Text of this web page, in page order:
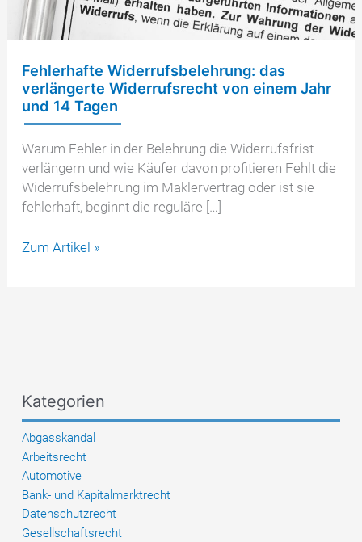
Fehlerhafte Widerrufsbelehrung: das
verlängerte Widerrufsrecht von einem Jahr
und 14 Tagen
Warum Fehler in der Belehrung die Widerrufsfrist
verlängern und wie Käufer davon profitieren Fehlt die
Widerrufsbelehrung im Maklervertrag oder ist sie
fehlerhaft, beginnt die reguläre […]
Fehlerhafte
und
14
Tagen
Zum Artikel »
Kategorien
Abgasskandal
Arbeitsrecht
Automotive
Bank- und Kapitalmarktrecht
Datenschutzrecht
Gesellschaftsrecht